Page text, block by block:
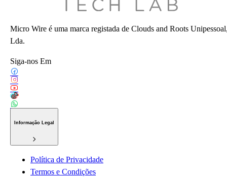
Micro Wire é uma marca registada de Clouds and Roots
Lda.
Siga-nos Em
Informação Legal
Política de Privacidade
Termos e Condições